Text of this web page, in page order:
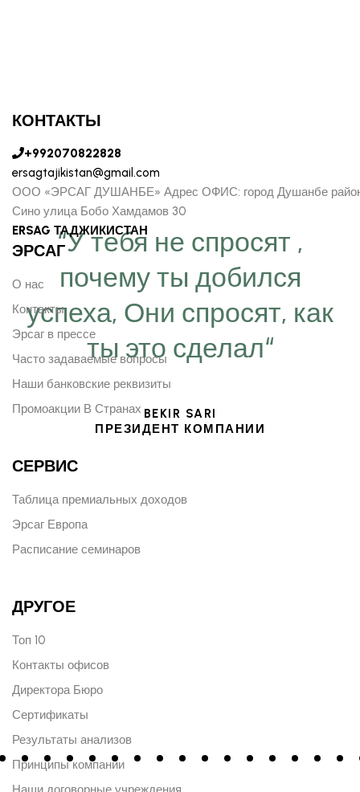
“У тебя не спросят ,
почему ты добился
успеха, Они спросят, как
ты это сделал“
BEKIR SARI
ПРЕЗИДЕНТ КОМПАНИИ
КОНТАКТЫ
+992070822828
ersagtajikistan@gmail.com
ООО «ЭРСАГ ДУШАНБЕ» Адрес ОФИС: город Душанбе
Сино улица Бобо Хамдамов 30
ERSAG ТАДЖИКИСТАН
ЭРСАГ
О нас
Контакты
Эрсаг в прессе
Часто задаваемые вопросы
Наши банковские реквизиты
Промоакции В Странах
СЕРВИС
Таблица премиальных доходов
Эрсаг Европа
Расписание семинаров
ДРУГОЕ
Топ 10
Контакты офисов
Директора Бюро
Сертификаты
Результаты анализов
Принципы компании